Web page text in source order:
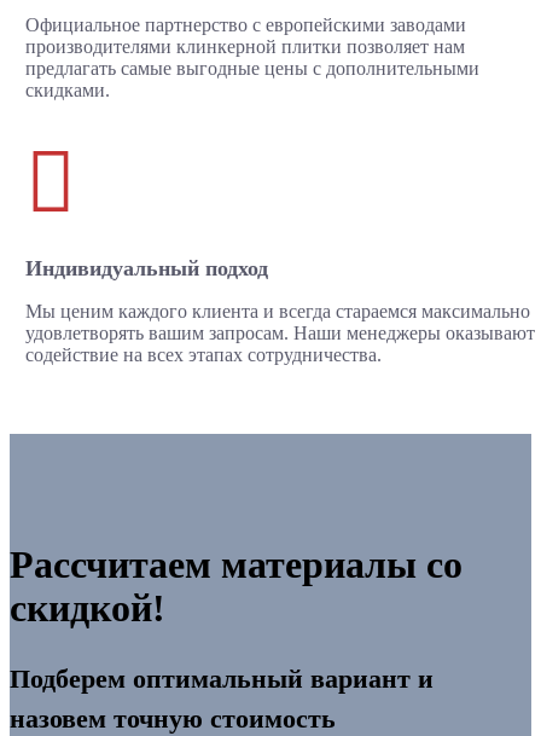
Официальное партнерство с европейскими заводами
производителями клинкерной плитки позволяет нам
предлагать самые выгодные цены с дополнительными
скидками.

Индивидуальный подход
Мы ценим каждого клиента и всегда стараемся максимально
удовлетворять вашим запросам. Наши менеджеры оказывают
содействие на всех этапах сотрудничества.
Рассчитаем материалы со
скидкой!
Подберем оптимальный вариант и
назовем точную стоимость